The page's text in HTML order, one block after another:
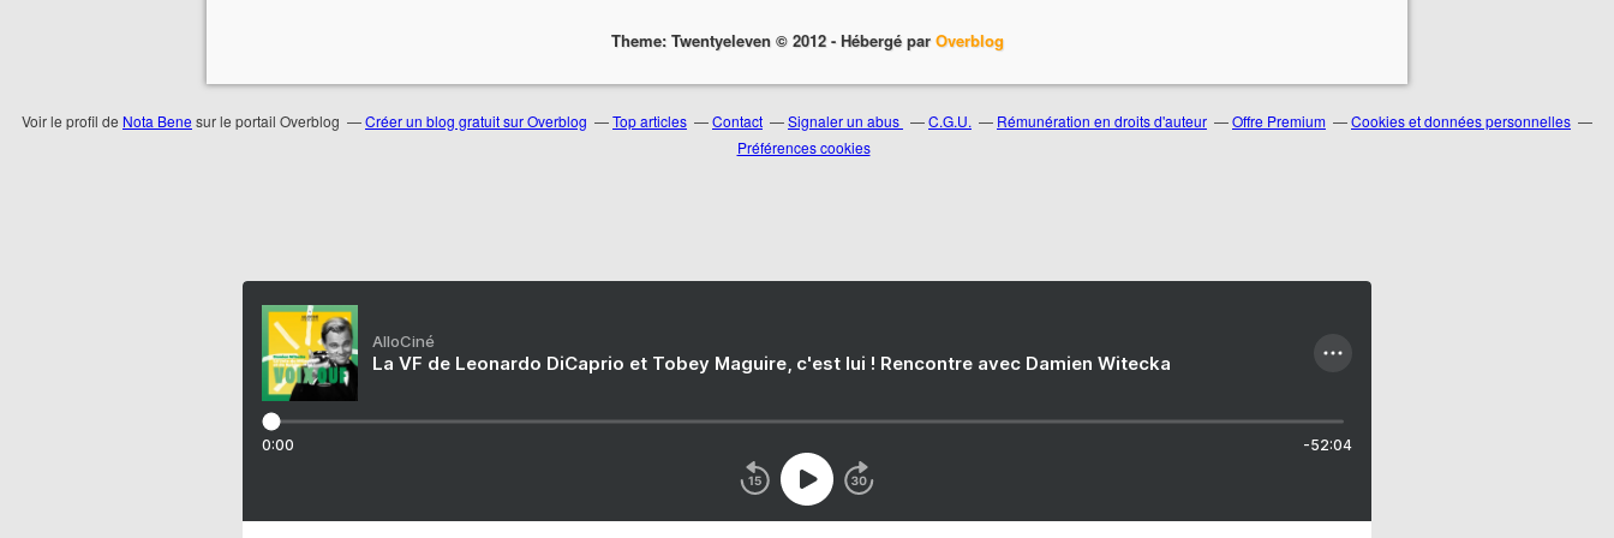
Theme: Twentyeleven © 2012 - Hébergé par Overblog
Voir le profil de Nota Bene sur le portail Overblog Créer un blog gratuit sur Overblog Top articles Contact Signaler un abus C.G.U. Rémunération en droits d'auteur Offre Premium
Cookies et données personnelles
Préférences cookies
AlloCiné
La VF de Leonardo DiCaprio et Tobey Maguire, c'est lui ! Rencontre avec Damien Witecka
0:00 -52:04